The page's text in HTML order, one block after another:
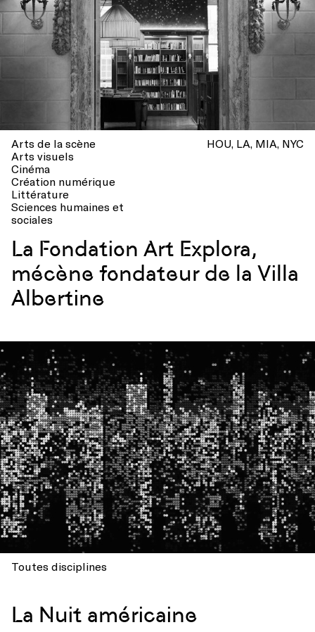
Arts de la scène
Arts visuels
Cinéma
Création numérique
Littérature
Sciences humaines et
sociales
HOU LA MIA NYC
La Fondation Art Explora,
mécène fondateur de la Villa
Albertine
Toutes disciplines
La Nuit américaine